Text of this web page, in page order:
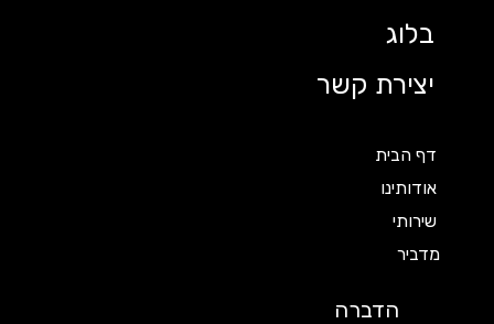
בלוג
יצירת קשר
דף הבית
אודותינו
שירותי
מדביר
הדברה